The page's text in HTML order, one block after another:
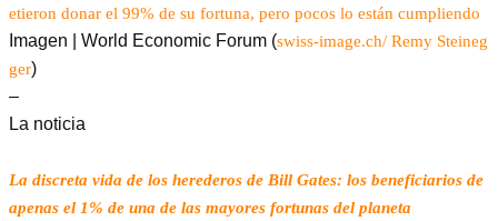
etieron donar el 99% de su fortuna, pero pocos lo están cumpliendo
Imagen | World Economic Forum (swiss-image.ch/ Remy Steineg
ger)
–
La noticia
La discreta vida de los herederos de Bill Gates: los beneficiarios de
apenas el 1% de una de las mayores fortunas del planeta